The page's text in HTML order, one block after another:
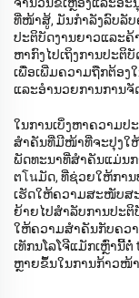
ທີ່ໜ້າສູ້, ມັນກຳລັງລົບລັບ
ປະຕິບັດງານຍາວແລະຄ້
ຫາກົງໄປເຖິງການປະຕິ
ເພື່ອເພີ່ມຄວາມຖືກຕ້ອງ
ແລະອຳນວຍການການຈັ
ໃນການເບິ່ງຫາຄວາມປ
ສຳຄັນທີ່ມີໜ້າທີ່ຈະປຸງໃ
ພັດທະນາທີ່ສຳຄັນແມ່ນ
ຕโนມັດ, ທີ່ຊ່ວຍໃຫ້ກາ
ເຮັດໃຫ້ຄວາມສະໜັບສ
ຍ້າຍໄປສຳລັບການປະຕິ
ໃຫ້ຄວາມສຳຄັນກັບຄວ
ເທັກນໂລໂຈີແມັກເຫຼົ່ານີ້
ຫຼາຍຂຶ້ນໃນການກ້າວໜ້